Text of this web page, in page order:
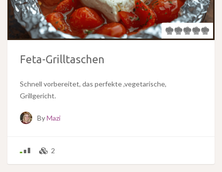
Feta-Grilltaschen
Schnell vorbereitet, das perfekte ,vegetarische,
Grillgericht.
ByMazi
2